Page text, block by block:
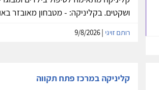
ושקטים. בקליניקה: - מטבחון מאובזר
רותם זויגי
קליניקה במרכז פתח תקווה